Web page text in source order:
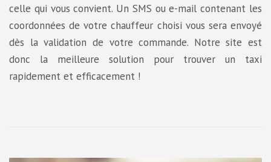
celle qui vous convient. Un SMS ou e-mail contenant les
coordonnées de votre chauffeur choisi vous sera envoyé
dès la validation de votre commande. Notre site est
donc la meilleure solution pour trouver un taxi
rapidement et efficacement !